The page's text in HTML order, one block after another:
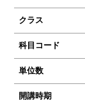
クラス
科目コード
単位数
開講時期